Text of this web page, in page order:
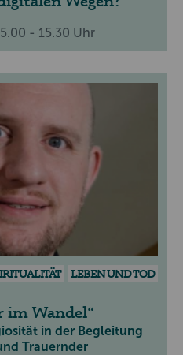
- 15.30 Uhr
LEBEN UND TOD
im Wandel
in der Begleitung
Trauernder